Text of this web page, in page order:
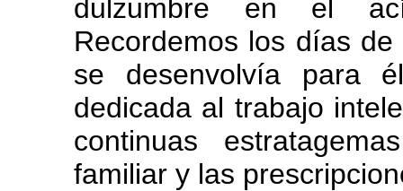
dulzumbre en el
Recordemos los días
se desenvolvía para
dedicada al trabajo
continuas
familiar y las